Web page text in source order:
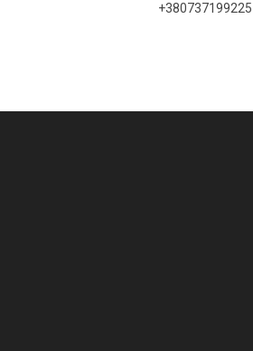
+380737199225